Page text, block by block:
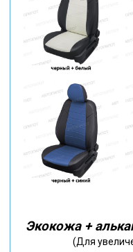
Экокожа +
(Для